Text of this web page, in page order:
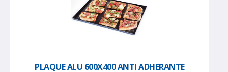
PLAQUE ALU 600X400 ANTI ADHERANTE